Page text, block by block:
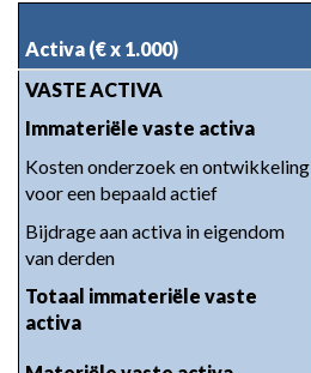
Activa (€ x 1.000)
VASTE ACTIVA
Immateriële vaste activa
Kosten onderzoek en ontwikkeling
voor een bepaald actief
Bijdrage aan activa in eigendom
van derden
Totaal immateriële vaste
activa